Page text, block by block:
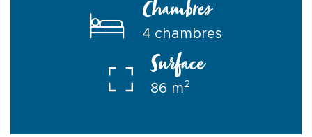
Chambres
4 chambres
Surface
86 m2